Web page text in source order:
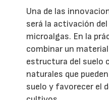
Una de las
será la activación
microalgas. En la
combinar un
estructura del suelo
naturales que
suelo y favorecer el